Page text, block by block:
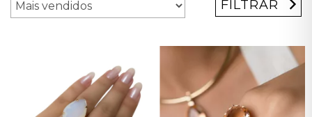
FILTRAR